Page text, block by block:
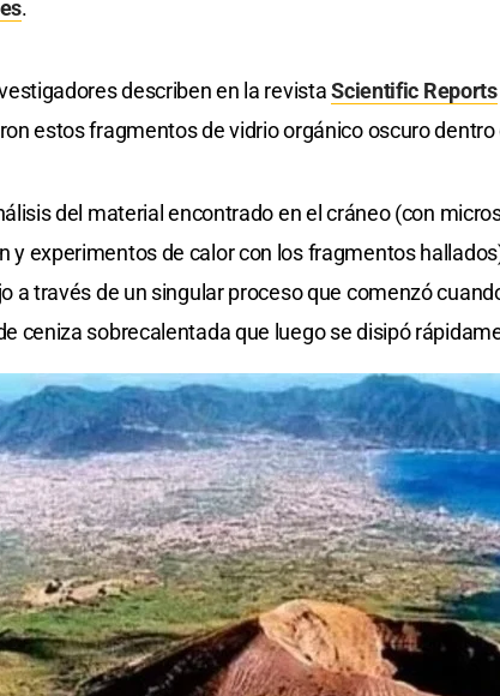
.
describen en la revistaScientific Reports
estos fragmentos de vidrio orgánico oscuro
del material encontrado en el cráneo (con
y experimentos de calor con los fragmentos
a través de un singular proceso que comenzó
ceniza sobrecalentada que luego se disipó